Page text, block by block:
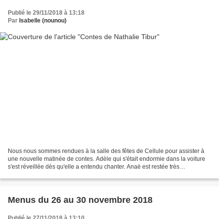
Publié le 29/11/2018 à 13:18
Par Isabelle (nounou)
Nous nous sommes rendues à la salle des fêtes de Cellule pour assister à
une nouvelle matinée de contes. Adèle qui s'était endormie dans la voiture
s'est réveillée dès qu'elle a entendu chanter. Anaë est restée très
Menus du 26 au 30 novembre 2018